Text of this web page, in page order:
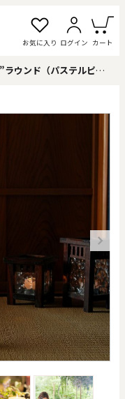
お気に入り ログイン カート
20000
円
ンド（パステルピンク）